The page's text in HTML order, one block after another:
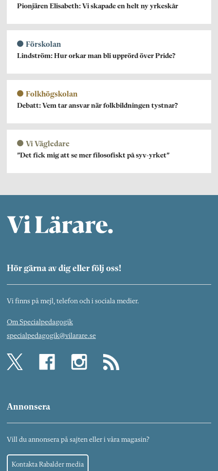
Pionjären Elisabeth: Vi skapade en helt ny yrkeskår
Förskolan
Lindström: Hur orkar man bli upprörd över Pride?
Folkhögskolan
Debatt: Vem tar ansvar när folkbildningen tystnar?
Vi Vägledare
”Det fick mig att se mer filosofiskt på syv-yrket”
Hör gärna av dig eller följ oss!
Vi finns på mejl, telefon och i sociala medier.
Om Specialpedagogik
specialpedagogik@vilarare.se
Annonsera
Vill du annonsera på sajten eller i våra magasin?
Kontakta Rabalder media